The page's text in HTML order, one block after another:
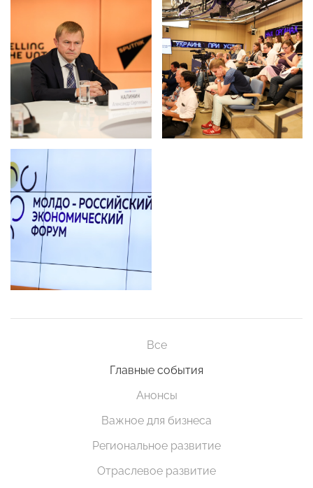
Все
Главные события
Анонсы
Важное для бизнеса
Региональное развитие
Отраслевое развитие